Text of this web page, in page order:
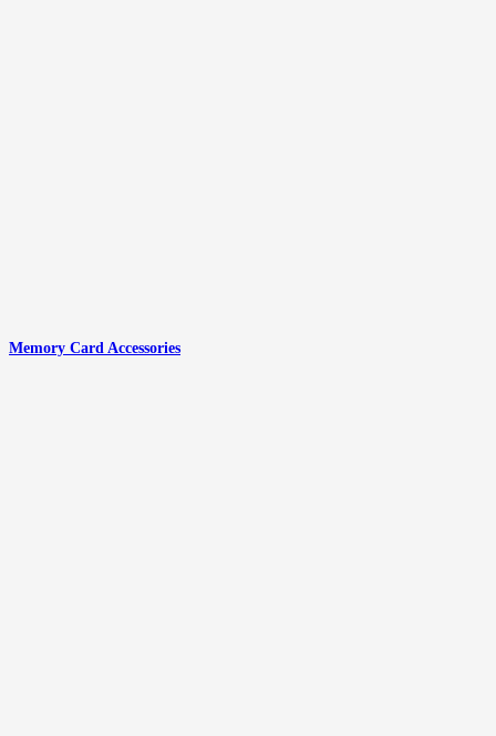
Memory Card Accessories